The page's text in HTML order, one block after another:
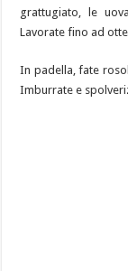
grattugiato, le
Lavorate fino ad
In padella, fate
Imburrate e